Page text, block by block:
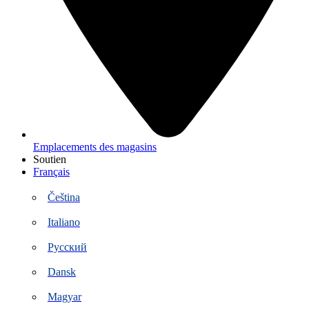
Emplacements des magasins
Soutien
Français
Čeština
Italiano
Русский
Dansk
Magyar